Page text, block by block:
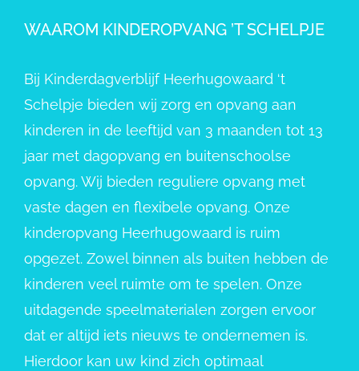
WAAROM KINDEROPVANG ’T SCHELPJE
Bij Kinderdagverblijf Heerhugowaard ‘t
Schelpje bieden wij zorg en opvang aan
kinderen in de leeftijd van 3 maanden tot 13
jaar met dagopvang en buitenschoolse
opvang. Wij bieden reguliere opvang met
vaste dagen en flexibele opvang. Onze
kinderopvang Heerhugowaard is ruim
opgezet. Zowel binnen als buiten hebben de
kinderen veel ruimte om te spelen. Onze
uitdagende speelmaterialen zorgen ervoor
dat er altijd iets nieuws te ondernemen is.
Hierdoor kan uw kind zich optimaal